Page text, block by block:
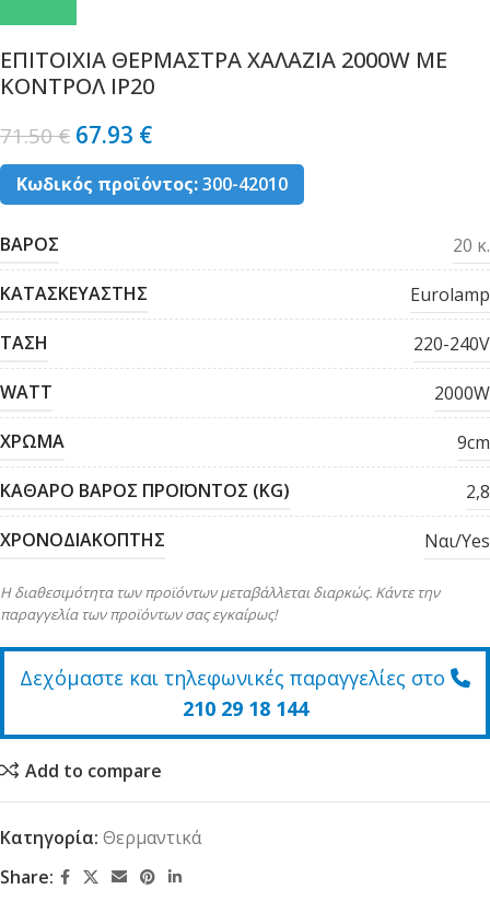
ΕΠΙΤΟΙΧΙΑ ΘΕΡΜΑΣΤΡΑ ΧΑΛΑΖΙΑ 2000W ME
ΚΟΝΤΡΟΛ IP20
71.50€ 67.93 €
Κωδικός προϊόντος:300-42010
ΒΑΡΟΣ 20 κ.
ΚΑΤΑΣΚΕΥΑΣΤΗΣ Eurolamp
ΤΑΣΗ 220-240V
WATT 2000W
ΧΡΩΜΑ 9cm
ΚΑΘΑΡΟ ΒΑΡΟΣ ΠΡΟΪΟΝΤΟΣ (KG) 2,8
ΧΡΟΝΟΔΙΑΚΟΠΤΗΣ Ναι/Yes
Η διαθεσιμότητα των προϊόντων μεταβάλλεται διαρκώς. Κάντε την
παραγγελία των προϊόντων σας εγκαίρως!
Δεχόμαστε και τηλεφωνικές παραγγελίες στο
210 29 18 144
Add to compare
Κατηγορία: Θερμαντικά
Share: